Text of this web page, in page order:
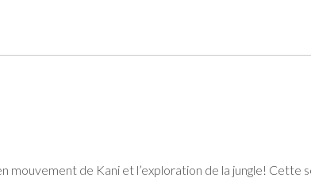
mouvement de Kani et l’exploration de la jungle! Cette